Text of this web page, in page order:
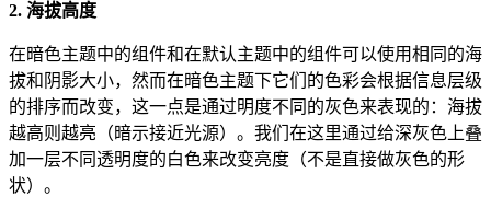
2. 海拔高度
在暗色主题中的组件和在默认主题中的组件可以使用相同的海
拔和阴影大小，然而在暗色主题下它们的色彩会根据信息层级
的排序而改变，这一点是通过明度不同的灰色来表现的：海拔
越高则越亮（暗示接近光源）。我们在这里通过给深灰色上叠
加一层不同透明度的白色来改变亮度（不是直接做灰色的形
状）。